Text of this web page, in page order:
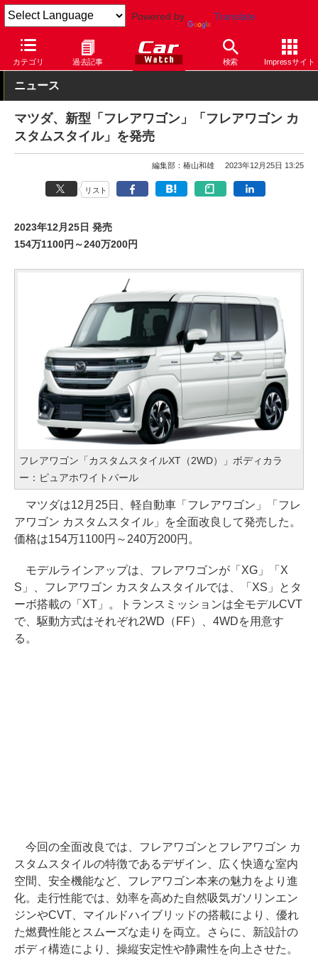
Powered by Translate
カテゴリ 過去記事 検索 Impressサイト
Car Watch 自動車 マツダ
ニュース
マツダ、新型「フレアワゴン」「フレアワゴン カ
スタムスタイル」を発売
編集部：椿山和雄 2023年12月25日 13:25
リスト
2023年12月25日 発売
154万1100円～240万200円
フレアワゴン「カスタムスタイルXT（2WD）」ボディカラ
ー：ピュアホワイトパール
マツダは12月25日、軽自動車「フレアワゴン」「フレ
アワゴン カスタムスタイル」を全面改良して発売した。
価格は154万1100円～240万200円。
モデルラインアップは、フレアワゴンが「XG」「X
S」、フレアワゴン カスタムスタイルでは、「XS」とタ
ーボ搭載の「XT」。トランスミッションは全モデルCVT
で、駆動方式はそれぞれ2WD（FF）、4WDを用意す
る。
今回の全面改良では、フレアワゴンとフレアワゴン カ
スタムスタイルの特徴であるデザイン、広く快適な室内
空間、安全機能など、フレアワゴン本来の魅力をより進
化。走行性能では、効率を高めた自然吸気ガソリンエン
ジンやCVT、マイルドハイブリッドの搭載により、優れ
た燃費性能とスムーズな走りを両立。さらに、新設計の
ボディ構造により、操縦安定性や静粛性を向上させた。